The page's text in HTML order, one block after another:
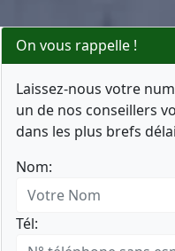
On vous rappelle !
Laissez-nous votre
un de nos conseillers
dans les plus brefs
Nom:
Tél: